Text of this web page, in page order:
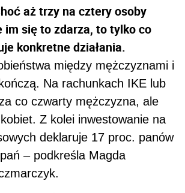
aż trzy na cztery osoby
im się to zdarza, to tylko co
konkretne działania.
między mężczyznami i
Na rachunkach IKE lub
co czwarty mężczyzna, ale
Z kolei inwestowanie na
deklaruje 17 proc. panów
– podkreśla Magda